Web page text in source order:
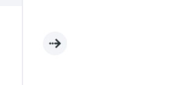
Containex-WC05